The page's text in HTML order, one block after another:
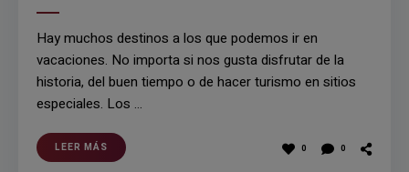
Hay muchos destinos a los que podemos ir en
vacaciones. No importa si nos gusta disfrutar de la
historia, del buen tiempo o de hacer turismo en sitios
especiales. Los …
LEER MÁS 0 0